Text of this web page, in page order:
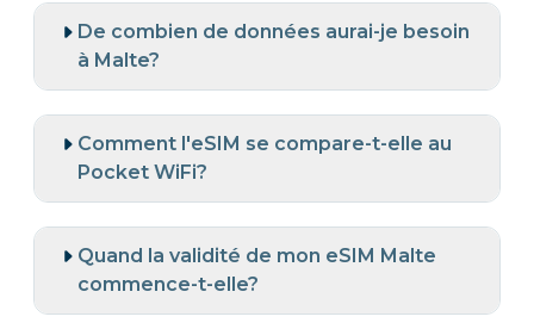
De combien de données aurai-je besoin
à Malte?
Comment l'eSIM se compare-t-elle au
Pocket WiFi?
Quand la validité de mon eSIM Malte
commence-t-elle?